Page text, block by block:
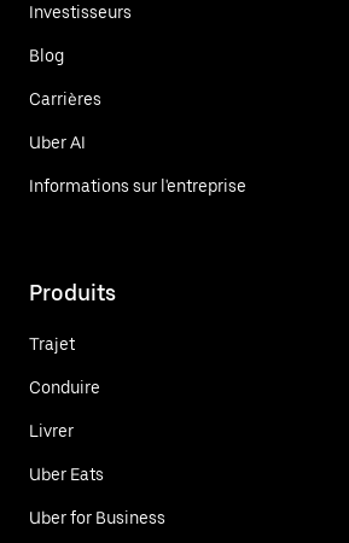
Investisseurs
Blog
Carrières
Uber AI
Informations sur l'entreprise
Produits
Trajet
Conduire
Livrer
Uber Eats
Uber for Business